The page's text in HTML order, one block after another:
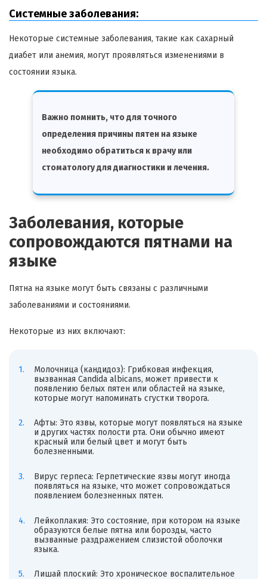
Системные заболевания:
Некоторые системные заболевания, такие как сахарный
диабет или анемия, могут проявляться изменениями в
состоянии языка.
Важно помнить, что для точного
определения причины пятен на языке
необходимо обратиться к врачу или
стоматологу для диагностики и лечения.
Заболевания, которые
сопровождаются пятнами на
языке
Пятна на языке могут быть связаны с различными
заболеваниями и состояниями.
Некоторые из них включают:
Молочница (кандидоз): Грибковая инфекция,
вызванная Candida albicans, может привести к
появлению белых пятен или областей на языке,
которые могут напоминать сгустки творога.
Афты: Это язвы, которые могут появляться на языке
и других частях полости рта. Они обычно имеют
красный или белый цвет и могут быть
болезненными.
Вирус герпеса: Герпетические язвы могут иногда
появляться на языке, что может сопровождаться
появлением болезненных пятен.
Лейкоплакия: Это состояние, при котором на языке
образуются белые пятна или борозды, часто
вызванные раздражением слизистой оболочки
языка.
Лишай плоский: Это хроническое воспалительное